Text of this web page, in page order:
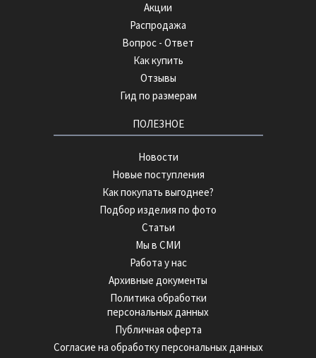
Акции
Распродажа
Вопрос - Ответ
Как купить
Отзывы
Гид по размерам
ПОЛЕЗНОЕ
Новости
Новые поступления
Как покупать выгоднее?
Подбор изделия по фото
Статьи
Мы в СМИ
Работа у нас
Архивные документы
Политика обработки
персональных данных
Публичная оферта
Согласие на обработку персональных данных